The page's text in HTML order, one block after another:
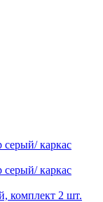
комплект 2 шт.